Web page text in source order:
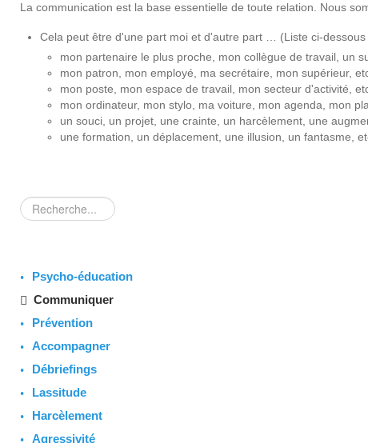
La communication est la base essentielle de toute relation. Nous
Cela peut être d'une part moi et d'autre part … (Liste ci-dessous
mon partenaire le plus proche, mon collègue de travail, un
mon patron, mon employé, ma secrétaire, mon supérieur,
mon poste, mon espace de travail, mon secteur d'activité,
mon ordinateur, mon stylo, ma voiture, mon agenda, mon
un souci, un projet, une crainte, un harcèlement, une
une formation, un déplacement, une illusion, un fantasme,
Rechercher
Psycho-éducation
Communiquer
Prévention
Accompagner
Débriefings
Lassitude
Harcèlement
Agressivité